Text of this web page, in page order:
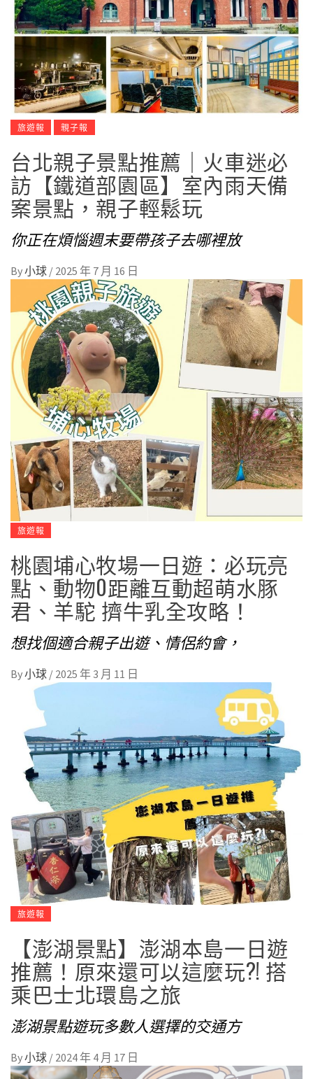
旅遊報 親子報
台北親子景點推薦｜火車迷必
訪【鐵道部園區】室內雨天備
案景點，親子輕鬆玩
你正在煩惱週末要帶孩子去哪裡放
By小球 / 2025 年 7 月 16 日
旅遊報
桃園埔心牧場一日遊：必玩亮
點、動物0距離互動超萌水豚
君、羊駝 擠牛乳全攻略！
想找個適合親子出遊、情侶約會，
By小球 / 2025 年 3 月 11 日
旅遊報
【澎湖景點】澎湖本島一日遊
推薦！原來還可以這麼玩?! 搭
乘巴士北環島之旅
澎湖景點遊玩多數人選擇的交通方
By小球 / 2024 年 4 月 17 日